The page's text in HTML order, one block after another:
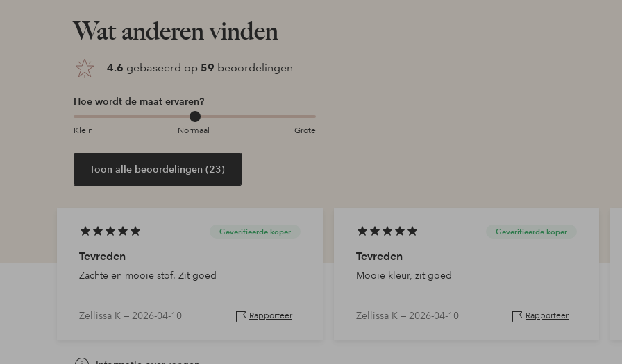
Wat anderen vinden
4.6 gebaseerd op 59 beoordelingen
Hoe wordt de maat ervaren?
Klein Normaal Grote
Toon alle beoordelingen (23)
Geverifieerde koper
Tevreden
Zachte en mooie stof. Zit goed
Zellissa K — 2026-04-10 Rapporteer
Geverifieerde koper
Tevreden
Mooie kleur, zit goed
Zellissa K — 2026-04-10 Rapporteer